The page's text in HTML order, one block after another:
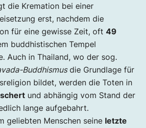
die Kremation bei einer
erst, nachdem die
für eine gewisse Zeit, oft 49
buddhistischen Tempel
Auch in Thailand, wo der sog.
Buddhismusdie Grundlage für
bildet, werden die Toten in
und abhängig vom Stand der
lange aufgebahrt.
geliebten Menschen seine letzte